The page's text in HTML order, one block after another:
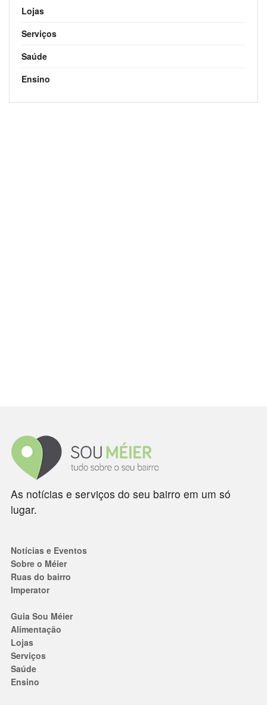
Lojas
Serviços
Saúde
Ensino
As notícias e serviços do seu bairro em um só
lugar.
Notícias e Eventos
Sobre o Méier
Ruas do bairro
Imperator
Guia Sou Méier
Alimentação
Lojas
Serviços
Saúde
Ensino